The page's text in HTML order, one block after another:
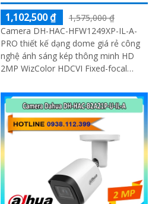
1,102,500 ₫
1,575,000 ₫
Camera DH-HAC-HFW1249XP-IL-A-
PRO thiết kế dạng dome giá rẻ công
nghệ ánh sáng kép thông minh HD
2MP WizColor HDCVI Fixed-focal
chống ngược sáng DWDR hồng ngoại
50m công nghệ Starlight cho giám sát
ban đêm tốt. Phù hợp lắp ngoài trời
kho hàng nhà xưởng